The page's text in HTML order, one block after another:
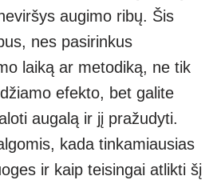
augimo ribų. Šis
nes pasirinkus
laiką ar metodiką, ne tik
efekto, bet galite
augalą ir jį pražudyti.
kada tinkamiausias
ir kaip teisingai atlikti šį